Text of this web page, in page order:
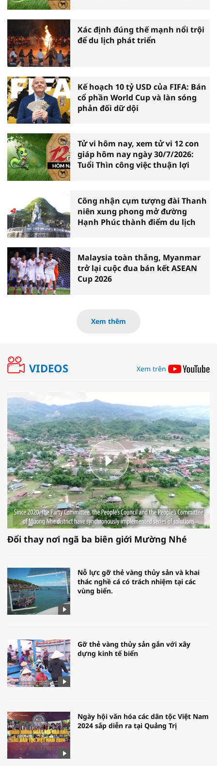
Xác định đúng thế mạnh nổi trội
để du lịch phát triển
Kế hoạch 10 tỷ USD của FIFA: Bán
cổ phần World Cup và làn sóng
phản đối dữ dội
Tử vi hôm nay, xem tử vi 12 con
giáp hôm nay ngày 30/7/2026:
Tuổi Thìn công việc thuận lợi
Công nhận cụm tượng đài Thanh
niên xung phong mở đường
Hạnh Phúc thành điểm du lịch
Malaysia toàn thắng, Myanmar
trở lại cuộc đua bán kết ASEAN
Cup 2026
Xem thêm
VIDEOS Xem trên
Đổi thay nơi ngã ba biên giới Mường Nhé
Nỗ lực gỡ thẻ vàng thủy sản và khai
thác nghề cá có trách nhiệm tại các
vùng biển.
Gỡ thẻ vàng thủy sản gắn với xây
dựng kinh tế biển
Ngày hội văn hóa các dân tộc Việt Nam
2024 sắp diễn ra tại Quảng Trị